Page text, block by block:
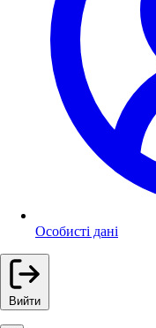
Особисті дані
Вийти